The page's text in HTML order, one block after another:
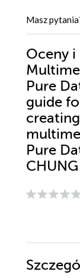
Masz
Oceny
Pure
guide
Pure
CHUNG